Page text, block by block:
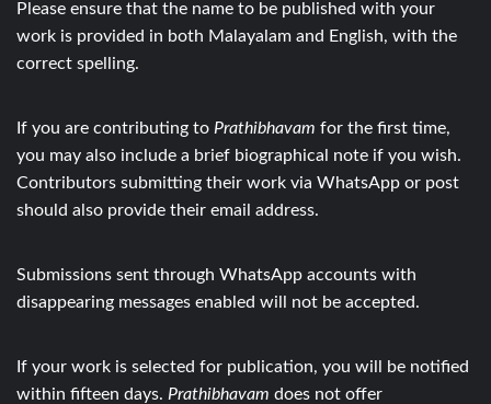
Please ensure that the name to be published with your
work is provided in both Malayalam and English, with the
correct spelling.
If you are contributing to Prathibhavam for the first time,
you may also include a brief biographical note if you wish.
Contributors submitting their work via WhatsApp or post
should also provide their email address.
Submissions sent through WhatsApp accounts with
disappearing messages enabled will not be accepted.
If your work is selected for publication, you will be notified
within fifteen days. Prathibhavam does not offer